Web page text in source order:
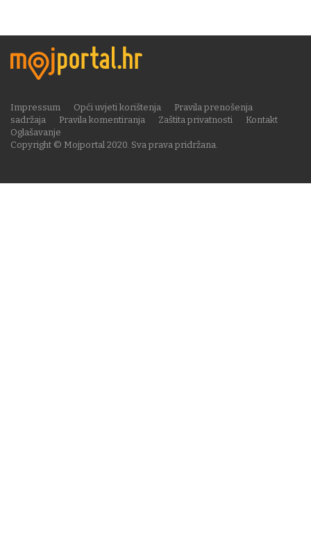
Copyright © Mojportal 2020. Sva prava pridržana.
Impressum Opći uvjeti korištenja
Pravila prenošenja
sadržaja
Pravila komentiranja Zaštita privatnosti
Kontakt
Oglašavanje